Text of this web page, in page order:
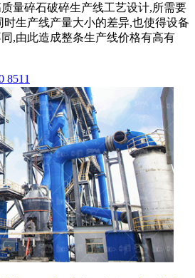
量碎石破碎生产线工艺设计,所需要
时生产线产量大小的差异,也使得设备
,由此造成整条生产线价格有高有
8511